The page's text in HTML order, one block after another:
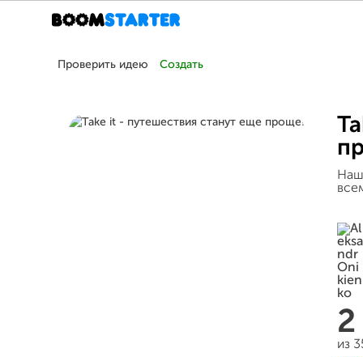
Проверить идею Создать
Наш
из